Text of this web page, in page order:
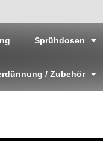
Sprühdosen
/ Zubehör